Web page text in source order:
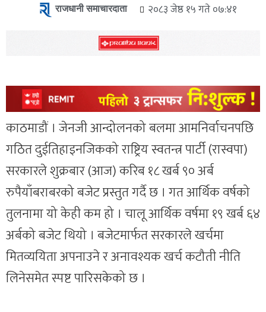
राजधानी समाचारदाता २०८३ जेष्ठ १५ गते ०७:४१
काठमाडौं । जेनजी आन्दोलनको बलमा आमनिर्वाचनपछि
गठित दुईतिहाइनजिकको राष्ट्रिय स्वतन्त्र पार्टी (रास्वपा)
सरकारले शुक्रबार (आज) करिब १८ खर्ब ९० अर्ब
रुपैयाँबराबरको बजेट प्रस्तुत गर्दै छ । गत आर्थिक वर्षको
तुलनामा यो केही कम हो । चालू आर्थिक वर्षमा १९ खर्ब ६४
अर्बको बजेट थियो । बजेटमार्फत सरकारले खर्चमा
मितव्ययिता अपनाउने र अनावश्यक खर्च कटौती नीति
लिनेसमेत स्पष्ट पारिसकेको छ ।